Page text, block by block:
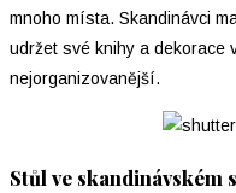
mnoho místa. Skandinávci
udržet své knihy a dekorace
nejorganizovanější.
Stůl ve skandinávském